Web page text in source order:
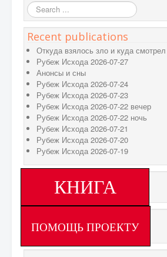
Search
...
Recent publications
Откуда взялось зло и куда
Рубеж Исхода 2026-07-27
Анонсы и сны
Рубеж Исхода 2026-07-24
Рубеж Исхода 2026-07-23
Рубеж Исхода 2026-07-22 вечер
Рубеж Исхода 2026-07-22 ночь
Рубеж Исхода 2026-07-21
Рубеж Исхода 2026-07-20
Рубеж Исхода 2026-07-19
КНИГА
ПОМОЩЬ ПРОЕКТУ